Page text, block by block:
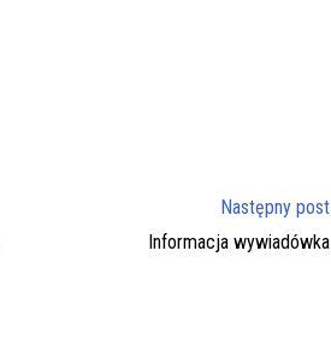
Następny post
Informacja wywiadówka